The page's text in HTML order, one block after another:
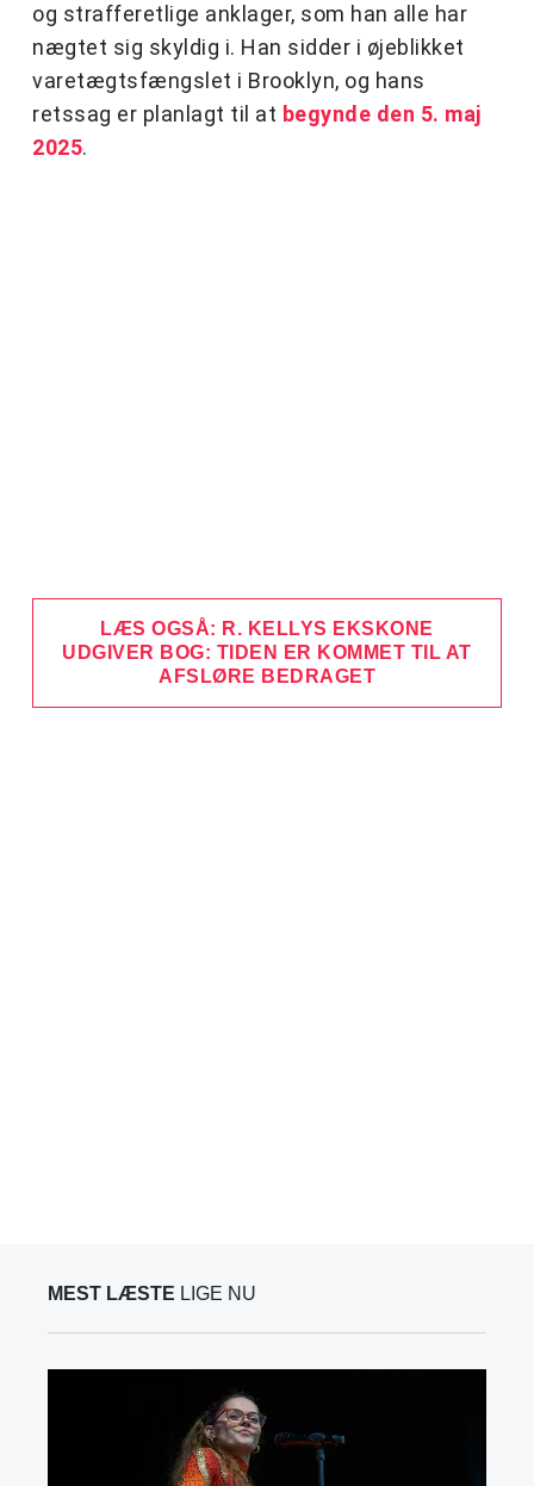
og strafferetlige anklager, som han alle har
nægtet sig skyldig i. Han sidder i øjeblikket
varetægtsfængslet i Brooklyn, og hans
retssag er planlagt til at begynde den 5. maj
2025.
LÆS OGSÅ: R. KELLYS EKSKONE
UDGIVER BOG: TIDEN ER KOMMET TIL AT
AFSLØRE BEDRAGET
MEST LÆSTE LIGE NU